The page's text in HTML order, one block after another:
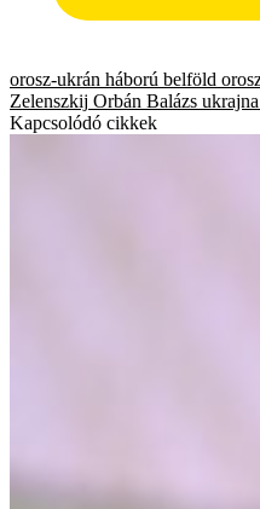
orosz-ukrán háború belföld
Zelenszkij Orbán Balázs ukrajna
Kapcsolódó cikkek